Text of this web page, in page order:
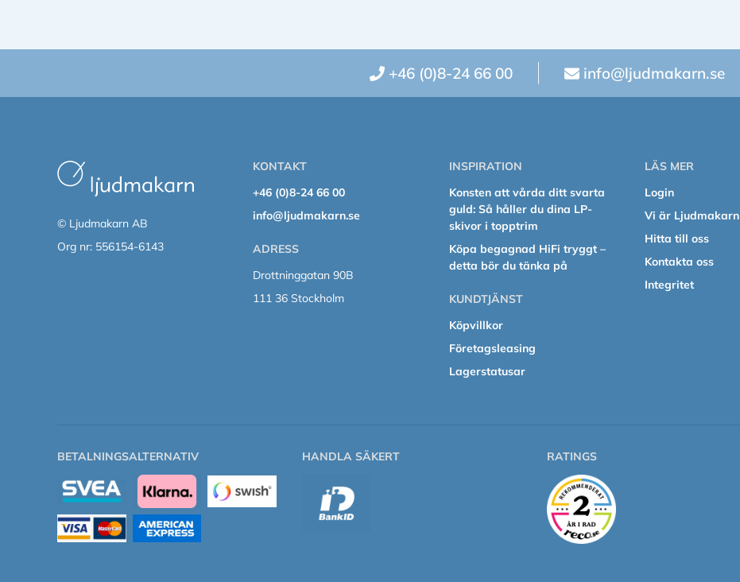
+46 (0)8-24 66 00 info@ljudmakarn.se
© Ljudmakarn AB
Org nr: 556154-6143
KONTAKT
+46 (0)8-24 66 00
info@ljudmakarn.se
ADRESS
Drottninggatan 90B
111 36 Stockholm
INSPIRATION
Konsten att vårda ditt svarta
guld: Så håller du dina LP-
skivor i topptrim
Köpa begagnad HiFi tryggt –
detta bör du tänka på
KUNDTJÄNST
Köpvillkor
Företagsleasing
Lagerstatusar
LÄS MER
Login
Vi är Ljudmakarn
Hitta till oss
Kontakta oss
Integritet
BETALNINGSALTERNATIV HANDLA SÄKERT RATINGS